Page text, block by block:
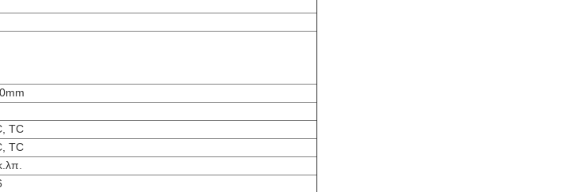
TC
TC